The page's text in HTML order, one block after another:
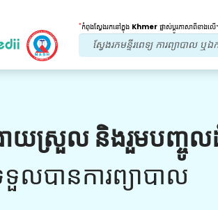
*កំពុងស្វែងរកនៅក្នុង Khmer ផ្លាស់ប្តូរភាសាពីខាងលើ
ាយស្រួល និងរួមបញ្ចូល
លបានការព្យាបាល
របស់យើង។
ាបាលក្រោយតាមដាន
ាំ
ផ្នែកវេជ្ជសាស្រ្ត និងអ្នកជំងឺ 24x7